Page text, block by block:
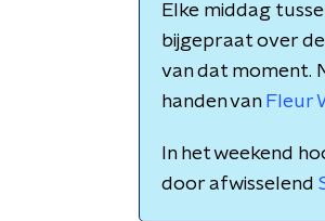
Elke middag
bijgepraat over
van dat moment.
handen van Fleur
In het weekend
door afwisselend